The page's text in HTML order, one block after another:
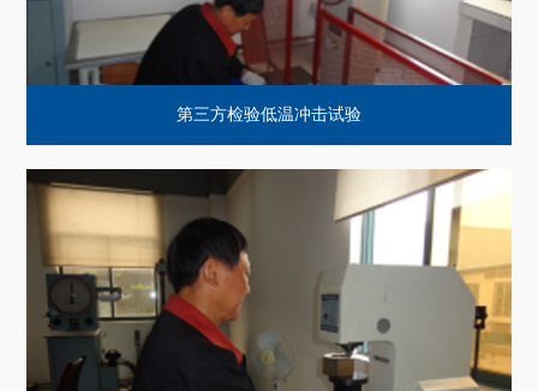
第三方检验低温冲击试验